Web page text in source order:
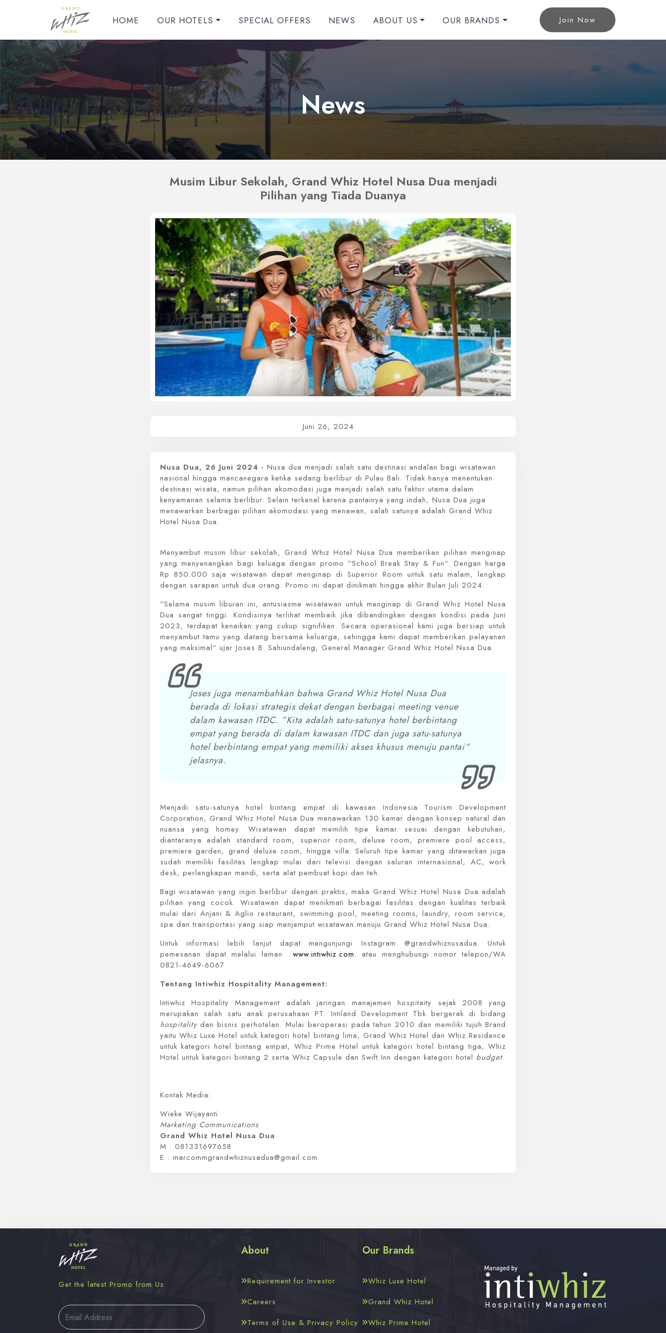
HOME OUR HOTELS SPECIAL OFFERS NEWS ABOUT US OUR BRANDS Join Now
News
Musim Libur Sekolah, Grand Whiz Hotel Nusa Dua menjadi
Pilihan yang Tiada Duanya
Juni 26, 2024
Nusa Dua, 26 Juni 2024 - Nusa dua menjadi salah satu destinasi andalan bagi wisatawan
nasional hingga mancanegara ketika sedang berlibur di Pulau Bali. Tidak hanya menentukan
destinasi wisata, namun pilihan akomodasi juga menjadi salah satu faktor utama dalam
kenyamanan selama berlibur. Selain terkenal karena pantainya yang indah, Nusa Dua juga
menawarkan berbagai pilihan akomodasi yang menawan, salah satunya adalah Grand Whiz
Hotel Nusa Dua.
Menyambut musim libur sekolah, Grand Whiz Hotel Nusa Dua memberikan pilihan menginap
yang menyenangkan bagi keluaga dengan promo ”School Break Stay & Fun“. Dengan harga
Rp 850.000 saja wisatawan dapat menginap di Superior Room untuk satu malam, lengkap
dengan sarapan untuk dua orang. Promo ini dapat dinikmati hingga akhir Bulan Juli 2024.
”Selama musim liburan ini, antusiasme wisatawan untuk menginap di Grand Whiz Hotel Nusa
Dua sangat tinggi. Kondisinya terlihat membaik jika dibandingkan dengan kondisi pada Juni
2023, terdapat kenaikan yang cukup signifikan. Secara operasional kami juga bersiap untuk
menyambut tamu yang datang bersama keluarga, sehingga kami dapat memberikan pelayanan
yang maksimal“ ujar Joses B. Sahiundaleng, General Manager Grand Whiz Hotel Nusa Dua.
Joses juga menambahkan bahwa Grand Whiz Hotel Nusa Dua
berada di lokasi strategis dekat dengan berbagai meeting venue
dalam kawasan ITDC. ”Kita adalah satu-satunya hotel berbintang
empat yang berada di dalam kawasan ITDC dan juga satu-satunya
hotel berbintang empat yang memiliki akses khusus menuju pantai“
jelasnya.
Menjadi satu-satunya hotel bintang empat di kawasan Indonesia Tourism Development
Corporation, Grand Whiz Hotel Nusa Dua menawarkan 130 kamar dengan konsep natural dan
nuansa yang homey. Wisatawan dapat memilih tipe kamar sesuai dengan kebutuhan,
diantaranya adalah standard room, superior room, deluxe room, premiere pool access,
premiere garden, grand deluxe room, hingga villa. Seluruh tipe kamar yang ditawarkan juga
sudah memiliki fasilitas lengkap mulai dari televisi dengan saluran internasional, AC, work
desk, perlengkapan mandi, serta alat pembuat kopi dan teh.
Bagi wisatawan yang ingin berlibur dengan praktis, maka Grand Whiz Hotel Nusa Dua adalah
pilihan yang cocok. Wisatawan dapat menikmati berbagai fasilitas dengan kualitas terbaik
mulai dari Anjani & Aglio restaurant, swimming pool, meeting rooms, laundry, room service,
spa dan transportasi yang siap menjemput wisatawan menuju Grand Whiz Hotel Nusa Dua.
Untuk informasi lebih lanjut dapat mengunjungi Instagram @grandwhiznusadua. Untuk
pemesanan dapat melalui laman www.intiwhiz.com. atau menghubungi nomor telepon/WA
0821-4649-6067
Tentang Intiwhiz Hospitality Management:
Intiwhiz Hospitality Management adalah jaringan manajemen hospitaity sejak 2008 yang
merupakan salah satu anak perusahaan PT. Intiland Development Tbk bergerak di bidang
hospitalitydan bisnis perhotelan. Mulai beroperasi pada tahun 2010 dan memiliki tujuh Brand
yaitu Whiz Luxe Hotel untuk kategori hotel bintang lima, Grand Whiz Hotel dan Whiz Residence
untuk kategori hotel bintang empat, Whiz Prime Hotel untuk kategori hotel bintang tiga, Whiz
Hotel untuk kategori bintang 2 serta Whiz Capsule dan Swift Inn dengan kategori hotel budget.
Kontak Media:
Wieke Wijayanti
Marketing Communications
Grand Whiz Hotel Nusa Dua
M : 081331697658
E : marcommgrandwhiznusadua@gmail.com
Get the latest Promo from Us
About
Requirement for Investor
Careers
Terms of Use & Privacy Policy
Our Brands
Whiz Luxe Hotel
Grand Whiz Hotel
Whiz Prime Hotel